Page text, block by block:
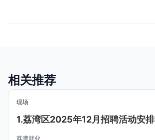
相关推荐
现场
1.荔湾区2025年12月招聘活动安排
荔湾就业